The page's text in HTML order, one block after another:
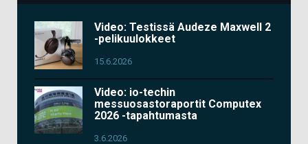
Video: Testissä Audeze Maxwell 2
-pelikuulokkeet
15.6.2026
Video: io-techin
messuosastoraportit Computex
2026 -tapahtumasta
3.6.2026